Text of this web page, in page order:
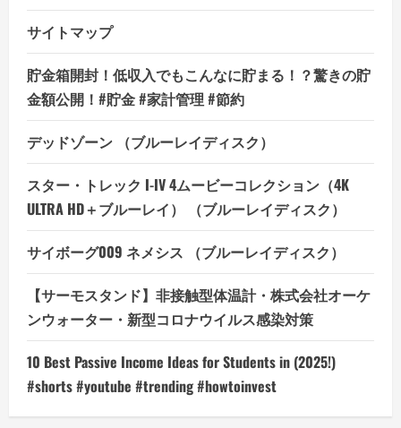
サイトマップ
貯金箱開封！低収入でもこんなに貯まる！？驚きの貯
金額公開！#貯金 #家計管理 #節約
デッドゾーン （ブルーレイディスク）
スター・トレック I-IV 4ムービーコレクション（4K
ULTRA HD＋ブルーレイ） （ブルーレイディスク）
サイボーグ009 ネメシス （ブルーレイディスク）
【サーモスタンド】非接触型体温計・株式会社オーケ
ンウォーター・新型コロナウイルス感染対策
10 Best Passive Income Ideas for Students in (2025!)
#shorts #youtube #trending #howtoinvest